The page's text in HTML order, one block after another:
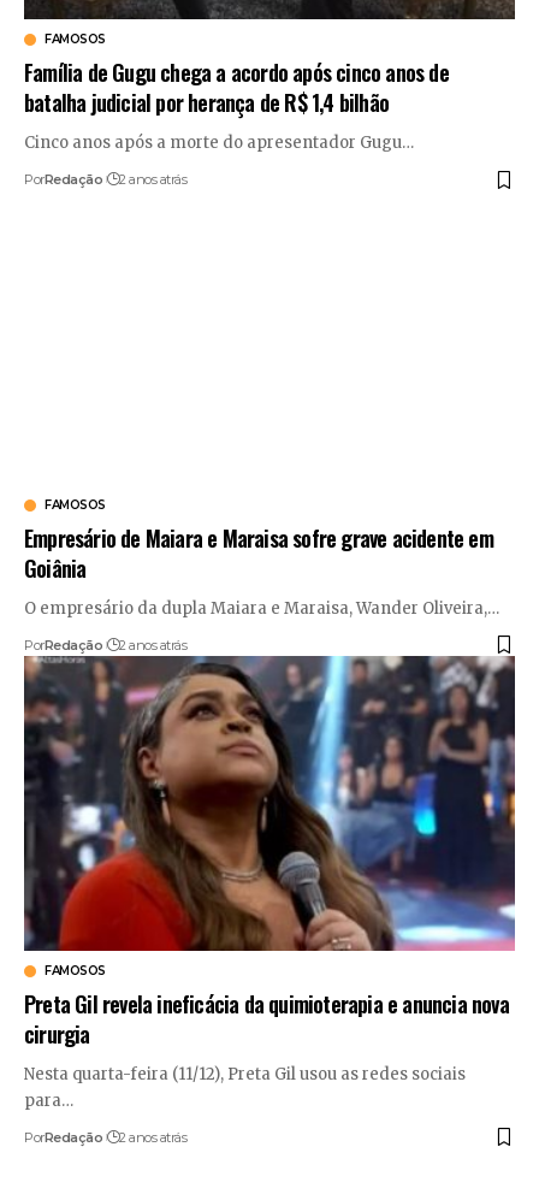
FAMOSOS
Família de Gugu chega a acordo após cinco anos de
batalha judicial por herança de R$ 1,4 bilhão
Cinco anos após a morte do apresentador Gugu…
PorRedação 2 anos atrás
FAMOSOS
Empresário de Maiara e Maraisa sofre grave acidente em
Goiânia
O empresário da dupla Maiara e Maraisa, Wander Oliveira,…
PorRedação 2 anos atrás
FAMOSOS
Preta Gil revela ineficácia da quimioterapia e anuncia nova
cirurgia
Nesta quarta-feira (11/12), Preta Gil usou as redes sociais
para…
PorRedação 2 anos atrás